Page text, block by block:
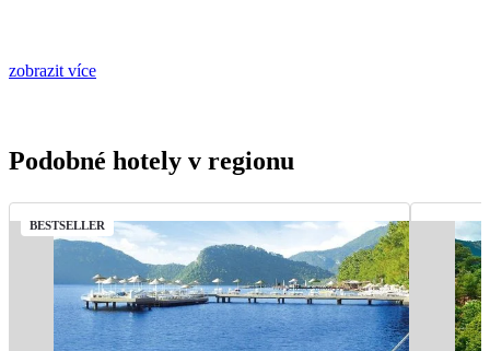
zobrazit více
Podobné hotely v regionu
BESTSELLER